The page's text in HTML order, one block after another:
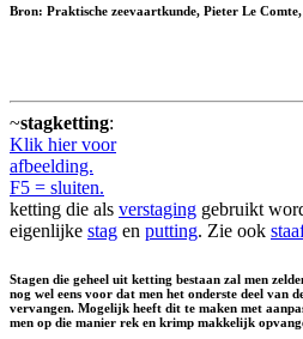
Bron: Praktische zeevaartkunde, Pieter Le
~stagketting:
Klik hier voor
afbeelding.
F5 = sluiten.
ketting die als verstaging gebruikt
eigenlijke stag en putting. Zie ook
Stagen die geheel uit ketting bestaan zal men
nog wel eens voor dat men het onderste deel van
vervangen. Mogelijk heeft dit te maken met
men op die manier rek en krimp makkelijk